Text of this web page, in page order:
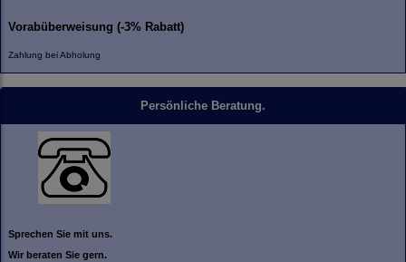
Vorabüberweisung (-3% Rabatt)
Zahlung bei Abholung
Persönliche Beratung.
Sprechen Sie mit uns.
Wir beraten Sie gern.